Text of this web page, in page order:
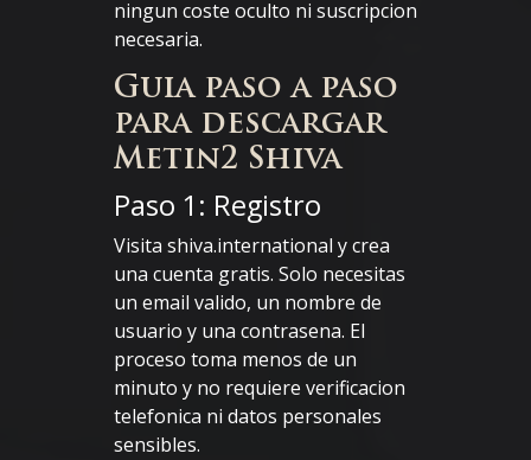
ningun coste oculto ni suscripcion
necesaria.
Guia paso a paso
para descargar
Metin2 Shiva
Paso 1: Registro
Visita shiva.international y crea
una cuenta gratis. Solo necesitas
un email valido, un nombre de
usuario y una contrasena. El
proceso toma menos de un
minuto y no requiere verificacion
telefonica ni datos personales
sensibles.